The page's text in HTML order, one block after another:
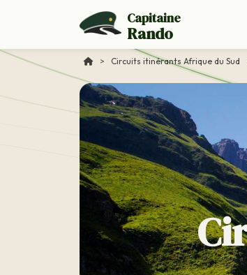
Capitaine
Rando
> Circuits itinérants Afrique du Sud